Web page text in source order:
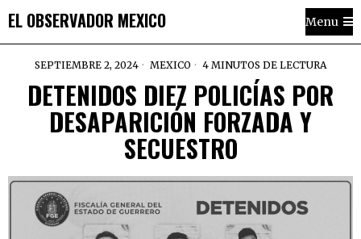
EL OBSERVADOR MEXICO Menu
SEPTIEMBRE 2, 2024 MEXICO 4 MINUTOS DE LECTURA
DETENIDOS DIEZ POLICÍAS POR
DESAPARICIÓN FORZADA Y
SECUESTRO